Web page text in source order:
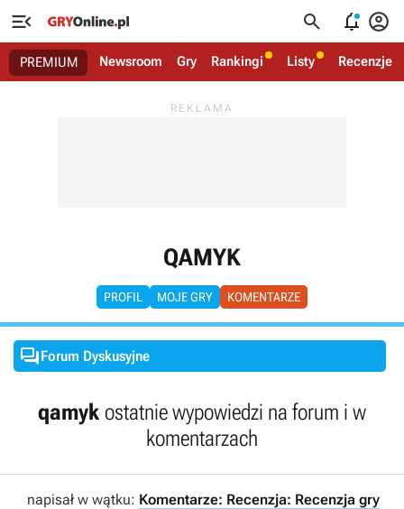
   
PREMIUM Newsroom Gry Rankingi Listy Recenzje
QAMYK
PROFIL MOJE GRY KOMENTARZE
Forum Dyskusyjne
qamyk ostatnie wypowiedzi na forum i w
komentarzach
napisał w wątku: Komentarze: Recenzja: Recenzja gry